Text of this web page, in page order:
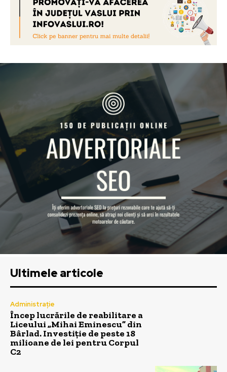
Ultimele articole
Administrație
Încep lucrările de reabilitare a
Liceului „Mihai Eminescu” din
Bârlad. Investiție de peste 18
milioane de lei pentru Corpul
C2